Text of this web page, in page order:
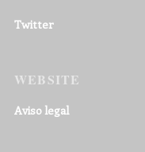
Twitter
WEBSITE
Aviso legal